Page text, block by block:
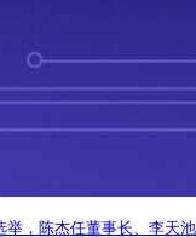
举，陈杰任董事长、李天